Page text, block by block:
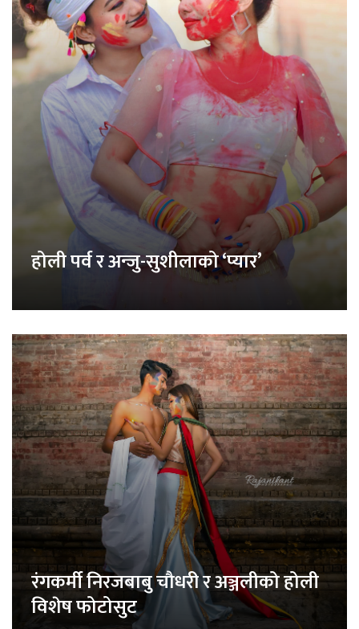
होली पर्व र अन्जु-सुशीलाको ‘प्यार’
रंगकर्मी निरजबाबु चौधरी र अञ्जलीको होली
विशेष फोटोसुट